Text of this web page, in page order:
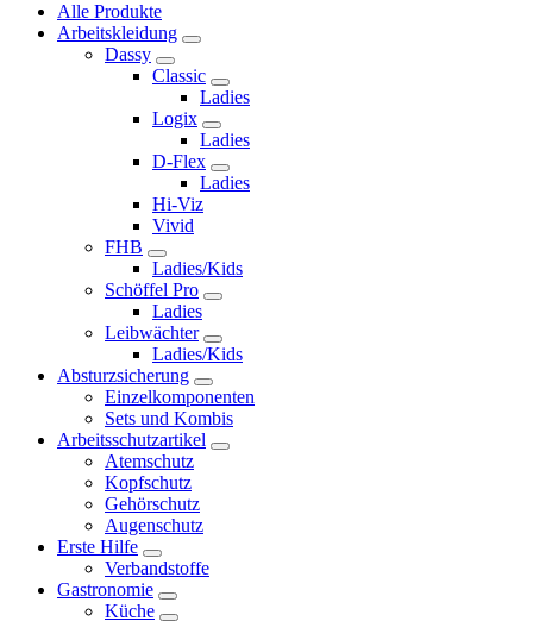
Alle Produkte
Arbeitskleidung
Dassy
Classic
Ladies
Logix
Ladies
D-Flex
Ladies
Hi-Viz
Vivid
FHB
Ladies/Kids
Schöffel Pro
Ladies
Leibwächter
Ladies/Kids
Absturzsicherung
Einzelkomponenten
Sets und Kombis
Arbeitsschutzartikel
Atemschutz
Kopfschutz
Gehörschutz
Augenschutz
Erste Hilfe
Verbandstoffe
Gastronomie
Küche